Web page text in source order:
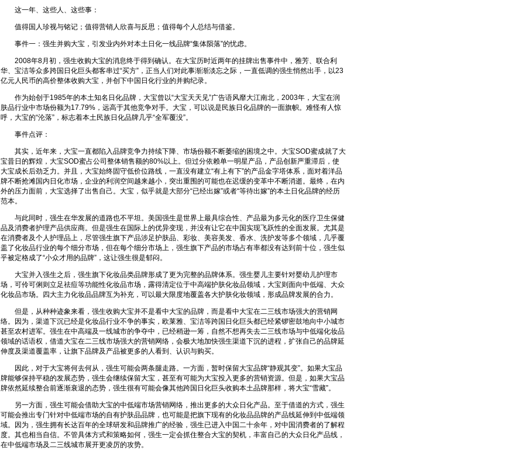
这一年、这些人、这些事：
值得国人珍视与铭记；值得营销人欣喜与反思；值得每个人总结与借鉴。
事件一：强生并购大宝，引发业内外对本土日化一线品牌“集体陨落”的忧虑。
2008年8月初，强生收购大宝的消息终于得到确认。在大宝历时近两年的挂牌出售事件中，雅芳、联合利
华、宝洁等众多跨国日化巨头都客串过“买方”，正当人们对此事渐渐淡忘之际，一直低调的强生悄然出手，以23
亿元人民币的高价整体收购大宝，并创下中国日化行业的并购纪录。
作为始创于1985年的本土知名日化品牌，大宝曾以“大宝天天见”广告语风靡大江南北，2003年，大宝在润
肤品行业中市场份额为17.79%，远高于其他竞争对手。大宝，可以说是民族日化品牌的一面旗帜。难怪有人惊
呼，大宝的“沦落”，标志着本土民族日化品牌几乎“全军覆没”。
事件点评：
其实，近年来，大宝一直都陷入品牌竞争力持续下降、市场份额不断萎缩的困境之中。大宝SOD蜜成就了大
宝昔日的辉煌，大宝SOD蜜占公司整体销售额的80%以上。但过分依赖单一明星产品，产品创新严重滞后，使
大宝成长后劲乏力。并且，大宝始终固守低价位路线，一直没有建立“有上有下”的产品金字塔体系，面对着洋品
牌不断抢滩国内日化市场，企业的利润空间越来越小，突出重围的可能也在迟缓的变革中不断消逝。最终，在内
外的压力面前，大宝选择了出售自己。大宝，似乎就是大部分“已经出嫁”或者“等待出嫁”的本土日化品牌的经历
范本。
与此同时，强生在华发展的道路也不平坦。美国强生是世界上最具综合性、产品最为多元化的医疗卫生保健
品及消费者护理产品供应商。但是强生在国际上的优异变现，并没有让它在中国实现飞跃性的全面发展。尤其是
在消费者及个人护理品上，尽管强生旗下产品涉足护肤品、彩妆、美容美发、香水、洗护发等多个领域，几乎覆
盖了化妆品行业的每个细分市场，但在每个细分市场上，强生旗下产品的市场占有率都没有达到前十位，强生似
乎被定格成了“小众才用的品牌”，这让强生很是郁闷。
大宝并入强生之后，强生旗下化妆品类品牌形成了更为完整的品牌体系。强生婴儿主要针对婴幼儿护理市
场，可伶可俐则立足祛痘等功能性化妆品市场，露得清定位于中高端护肤化妆品领域，大宝则面向中低端、大众
化妆品市场。四大主力化妆品品牌互为补充，可以最大限度地覆盖各大护肤化妆领域，形成品牌发展的合力。
但是，从种种迹象来看，强生收购大宝并不是看中大宝的品牌，而是看中大宝在二三线市场强大的营销网
络。因为，渠道下沉已经是化妆品行业不争的事实，欧莱雅、宝洁等跨国日化巨头都已经紧锣密鼓地向中小城市
甚至农村进军。强生在中高端及一线城市的争夺中，已经稍逊一筹，自然不想再失去二三线市场与中低端化妆品
领域的话语权，借道大宝在二三线市场强大的营销网络，会极大地加快强生渠道下沉的进程，扩张自己的品牌延
伸度及渠道覆盖率，让旗下品牌及产品被更多的人看到、认识与购买。
因此，对于大宝将何去何从，强生可能会两条腿走路。一方面，暂时保留大宝品牌“静观其变”。如果大宝品
牌能够保持平稳的发展态势，强生会继续保留大宝，甚至有可能为大宝投入更多的营销资源。但是，如果大宝品
牌依然延续整合前逐渐衰退的态势，强生很有可能会像其他跨国日化巨头收购本土品牌那样，将大宝“雪藏”。
另一方面，强生可能会借助大宝的中低端市场营销网络，推出更多的大众日化产品。至于借道的方式，强生
可能会推出专门针对中低端市场的自有护肤品品牌，也可能是把旗下现有的化妆品品牌的产品线延伸到中低端领
域。因为，强生拥有长达百年的全球研发和品牌推广的经验，强生已进入中国二十余年，对中国消费者的了解程
度。其也相当自信。不管具体方式和策略如何，强生一定会抓住整合大宝的契机，丰富自己的大众日化产品线，
在中低端市场及二三线城市展开更凌厉的攻势。